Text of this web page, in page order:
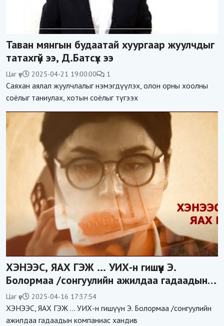
Таван мянгын будаатай хуургаар жуулчдыг
татахгүй ээ, Д.Батсүх ээ
Цаг үе 2025-04-21 19:00:00 1
Саяхан аялал жуулчлалыг нэмэгдүүлэх, олон орны хоолны
соёлыг таниулах, хотын соёлыг түгээх
ХЭНЭЭС, ЯАХ ГЭЖ ... УИХ-н гишүүн Э.
Болормаа /сонгуулийн ажилдаа гадаадын
компаниас хандив авсан уу/
Цаг үе 2025-04-16 17:37:54
ХЭНЭЭС, ЯАХ ГЭЖ ... УИХ-н гишүүн Э. Болормаа /сонгуулийн
ажилдаа гадаадын компаниас хандив